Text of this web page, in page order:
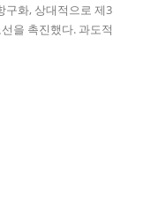
구화, 상대적으로 제3
을 촉진했다. 과도적